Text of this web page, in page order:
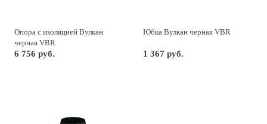
Опора с изоляцией Вулкан
черная VBR
6 756 руб.
Юбка Вулкан черная VBR
1 367 руб.